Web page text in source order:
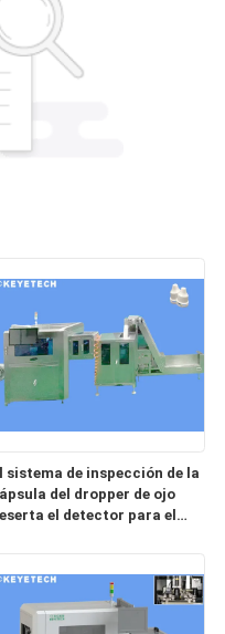
sistema de inspección de la
del dropper de ojo
el detector para el